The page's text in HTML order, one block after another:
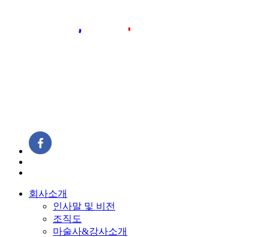
회사소개
인사말 및 비전
조직도
마술사&강사소개